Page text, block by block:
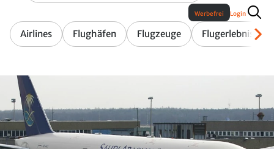
Airlines Flughäfen Flugzeuge Flugerlebnis
Werbefrei Login